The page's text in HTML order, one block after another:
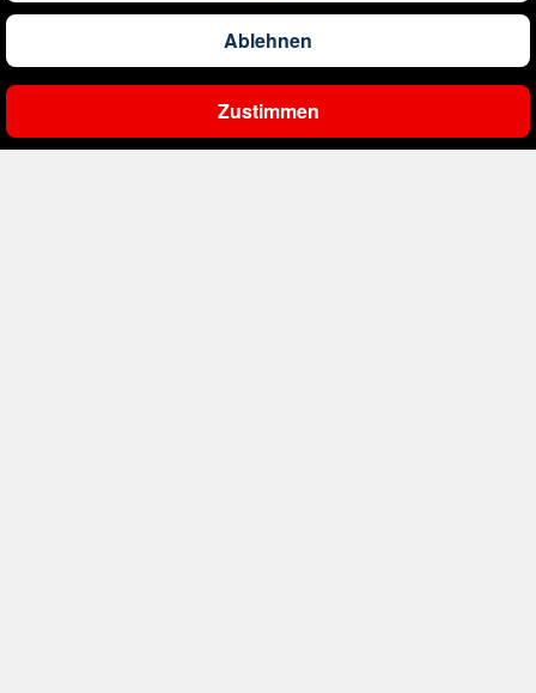
Ergebnisse filtern
Ablehnen
Zustimmen